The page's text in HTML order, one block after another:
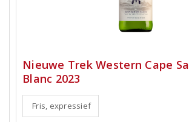
Nieuwe Trek Western Cape
Blanc 2023
Fris, expressief